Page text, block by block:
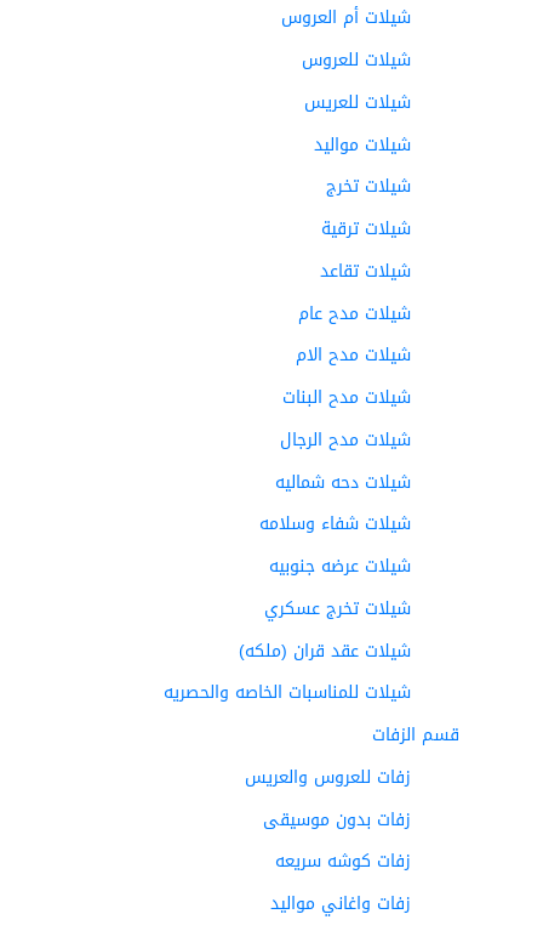
شيلات أم العروس
شيلات للعروس
شيلات للعريس
شيلات مواليد
شيلات تخرج
شيلات ترقية
شيلات تقاعد
شيلات مدح عام
شيلات مدح الام
شيلات مدح البنات
شيلات مدح الرجال
شيلات دحه شماليه
شيلات شفاء وسلامه
شيلات عرضه جنوبيه
شيلات تخرج عسكري
شيلات عقد قران (ملكه)
شيلات للمناسبات الخاصه والحصريه
قسم الزفات
زفات للعروس والعريس
زفات بدون موسيقى
زفات كوشه سريعه
زفات واغاني مواليد